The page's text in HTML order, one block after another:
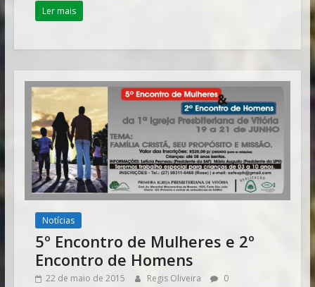
Ler mais
Notícias
5º Encontro de Mulheres e 2º
Encontro de Homens
22 de maio de 2015 Regis Oliveira
0